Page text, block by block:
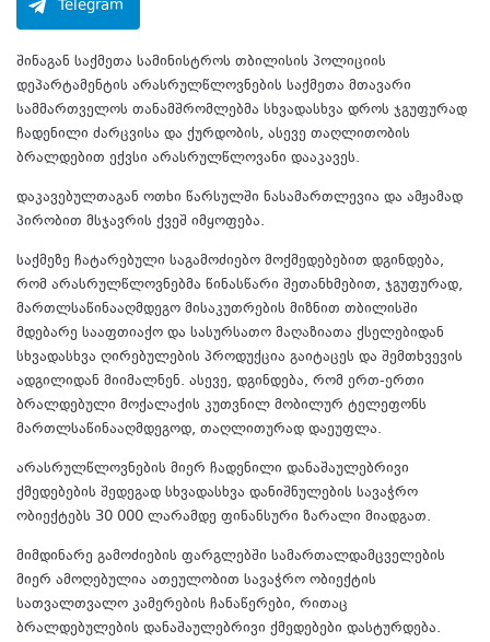
Telegram
შინაგან საქმეთა სამინისტროს თბილისის პოლიციის
დეპარტამენტის არასრულწლოვნების საქმეთა მთავარი
სამმართველოს თანამშრომლებმა სხვადასხვა დროს ჯგუფურად
ჩადენილი ძარცვისა და ქურდობის, ასევე თაღლითობის
ბრალდებით ექვსი არასრულწლოვანი დააკავეს.
დაკავებულთაგან ოთხი წარსულში ნასამართლევია და ამჟამად
პირობით მსჯავრის ქვეშ იმყოფება.
საქმეზე ჩატარებული საგამოძიებო მოქმედებებით დგინდება,
რომ არასრულწლოვნებმა წინასწარი შეთანხმებით, ჯგუფურად,
მართლსაწინააღმდეგო მისაკუთრების მიზნით თბილისში
მდებარე სააფთიაქო და სასურსათო მაღაზიათა ქსელებიდან
სხვადასხვა ღირებულების პროდუქცია გაიტაცეს და შემთხვევის
ადგილიდან მიიმალნენ. ასევე, დგინდება, რომ ერთ-ერთი
ბრალდებული მოქალაქის კუთვნილ მობილურ ტელეფონს
მართლსაწინააღმდეგოდ, თაღლითურად დაეუფლა.
არასრულწლოვნების მიერ ჩადენილი დანაშაულებრივი
ქმედებების შედეგად სხვადასხვა დანიშნულების სავაჭრო
ობიექტებს 30 000 ლარამდე ფინანსური ზარალი მიადგათ.
მიმდინარე გამოძიების ფარგლებში სამართალდამცველების
მიერ ამოღებულია ათეულობით სავაჭრო ობიექტის
სათვალთვალო კამერების ჩანაწერები, რითაც
ბრალდებულების დანაშაულებრივი ქმედებები დასტურდება.